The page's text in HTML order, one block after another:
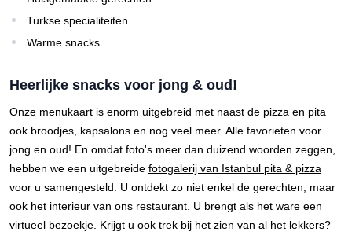
Turkse specialiteiten
Warme snacks
Heerlijke snacks voor jong & oud!
Onze menukaart is enorm uitgebreid met naast de pizza en pita
ook broodjes, kapsalons en nog veel meer. Alle favorieten voor
jong en oud! En omdat foto's meer dan duizend woorden zeggen,
hebben we een uitgebreide fotogalerij van Istanbul pita & pizza
voor u samengesteld. U ontdekt zo niet enkel de gerechten, maar
ook het interieur van ons restaurant. U brengt als het ware een
virtueel bezoekje. Krijgt u ook trek bij het zien van al het lekkers?